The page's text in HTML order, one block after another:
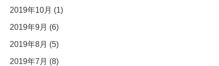
2019年10月 (1)
2019年9月 (6)
2019年8月 (5)
2019年7月 (8)